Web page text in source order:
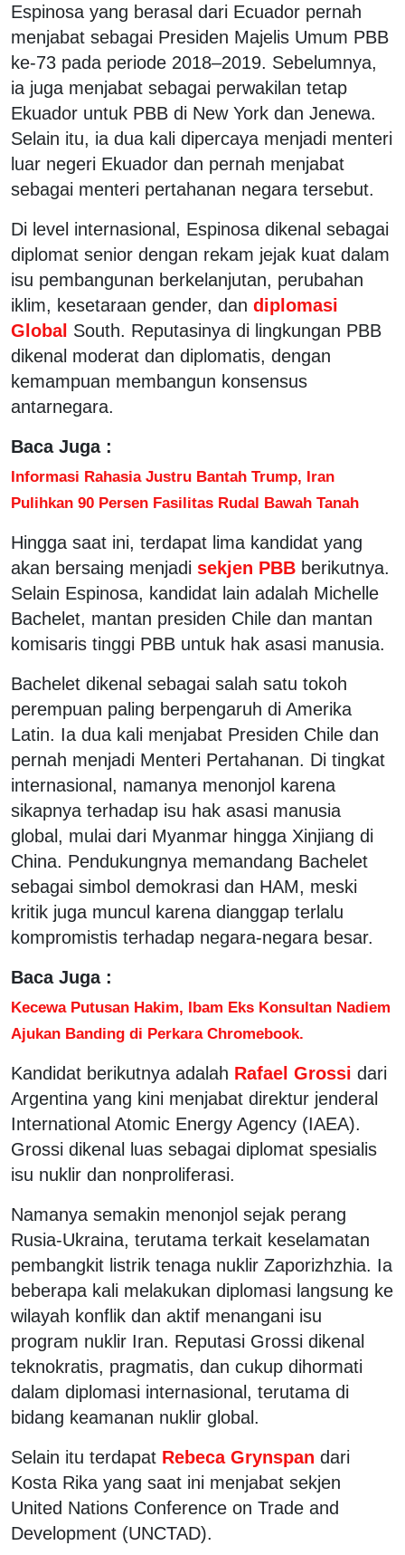
Espinosa yang berasal dari Ecuador pernah
menjabat sebagai Presiden Majelis Umum PBB
ke-73 pada periode 2018–2019. Sebelumnya,
ia juga menjabat sebagai perwakilan tetap
Ekuador untuk PBB di New York dan Jenewa.
Selain itu, ia dua kali dipercaya menjadi menteri
luar negeri Ekuador dan pernah menjabat
sebagai menteri pertahanan negara tersebut.
Di level internasional, Espinosa dikenal sebagai
diplomat senior dengan rekam jejak kuat dalam
isu pembangunan berkelanjutan, perubahan
iklim, kesetaraan gender, dan diplomasi
Global South. Reputasinya di lingkungan PBB
dikenal moderat dan diplomatis, dengan
kemampuan membangun konsensus
antarnegara.
Baca Juga :
Informasi Rahasia Justru Bantah Trump, Iran
Pulihkan 90 Persen Fasilitas Rudal Bawah Tanah
Hingga saat ini, terdapat lima kandidat yang
akan bersaing menjadi sekjen PBB berikutnya.
Selain Espinosa, kandidat lain adalah Michelle
Bachelet, mantan presiden Chile dan mantan
komisaris tinggi PBB untuk hak asasi manusia.
Bachelet dikenal sebagai salah satu tokoh
perempuan paling berpengaruh di Amerika
Latin. Ia dua kali menjabat Presiden Chile dan
pernah menjadi Menteri Pertahanan. Di tingkat
internasional, namanya menonjol karena
sikapnya terhadap isu hak asasi manusia
global, mulai dari Myanmar hingga Xinjiang di
China. Pendukungnya memandang Bachelet
sebagai simbol demokrasi dan HAM, meski
kritik juga muncul karena dianggap terlalu
kompromistis terhadap negara-negara besar.
Baca Juga :
Kecewa Putusan Hakim, Ibam Eks Konsultan Nadiem
Ajukan Banding di Perkara Chromebook.
Kandidat berikutnya adalah Rafael Grossi dari
Argentina yang kini menjabat direktur jenderal
International Atomic Energy Agency (IAEA).
Grossi dikenal luas sebagai diplomat spesialis
isu nuklir dan nonproliferasi.
Namanya semakin menonjol sejak perang
Rusia-Ukraina, terutama terkait keselamatan
pembangkit listrik tenaga nuklir Zaporizhzhia. Ia
beberapa kali melakukan diplomasi langsung ke
wilayah konflik dan aktif menangani isu
program nuklir Iran. Reputasi Grossi dikenal
teknokratis, pragmatis, dan cukup dihormati
dalam diplomasi internasional, terutama di
bidang keamanan nuklir global.
Selain itu terdapat Rebeca Grynspan dari
Kosta Rika yang saat ini menjabat sekjen
United Nations Conference on Trade and
Development (UNCTAD).